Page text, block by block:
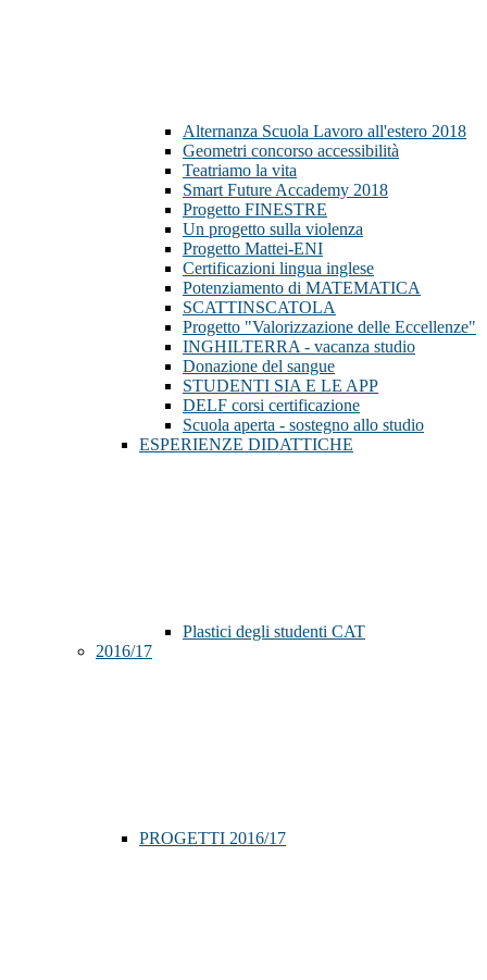
Alternanza Scuola Lavoro all'estero 2018
Geometri concorso accessibilità
Teatriamo la vita
Smart Future Accademy 2018
Progetto FINESTRE
Un progetto sulla violenza
Progetto Mattei-ENI
Certificazioni lingua inglese
Potenziamento di MATEMATICA
SCATTINSCATOLA
Progetto "Valorizzazione delle Eccellenze"
INGHILTERRA - vacanza studio
Donazione del sangue
STUDENTI SIA E LE APP
DELF corsi certificazione
Scuola aperta - sostegno allo studio
ESPERIENZE DIDATTICHE
Plastici degli studenti CAT
2016/17
PROGETTI 2016/17